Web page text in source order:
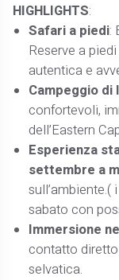
HIGHLIGHTS:
Safari a piedi:
Reserve a
autentica e
Campeggio di
confortevoli,
dell’Eastern
Esperienza
settembre a
sull’ambiente.(
sabato con
Immersione
contatto
selvatica.